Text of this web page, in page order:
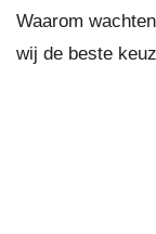
Waarom
wij de beste